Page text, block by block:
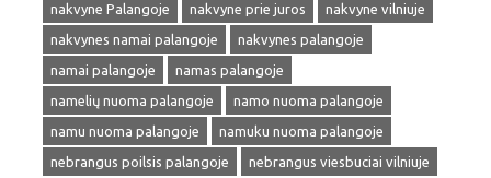
nakvyne Palangoje
nakvyne prie juros
nakvyne vilniuje
nakvynes namai palangoje
nakvynes palangoje
namai palangoje
namas palangoje
namelių nuoma palangoje
namo nuoma palangoje
namu nuoma palangoje
namuku nuoma palangoje
nebrangus poilsis palangoje
nebrangus viesbuciai vilniuje